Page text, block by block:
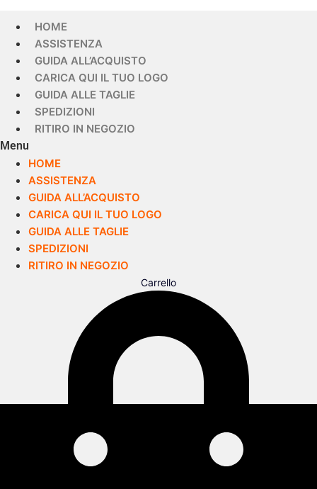
HOME
ASSISTENZA
GUIDA ALL’ACQUISTO
CARICA QUI IL TUO LOGO
GUIDA ALLE TAGLIE
SPEDIZIONI
RITIRO IN NEGOZIO
Menu
HOME
ASSISTENZA
GUIDA ALL’ACQUISTO
CARICA QUI IL TUO LOGO
GUIDA ALLE TAGLIE
SPEDIZIONI
RITIRO IN NEGOZIO
Carrello